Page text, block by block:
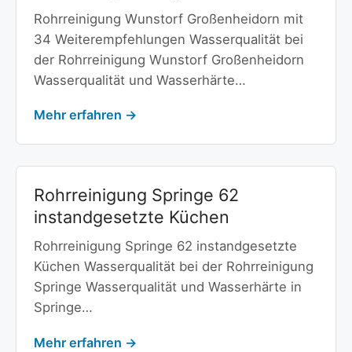
Rohrreinigung Wunstorf Großenheidorn mit
34 Weiterempfehlungen Wasserqualität bei
der Rohrreinigung Wunstorf Großenheidorn
Wasserqualität und Wasserhärte…
Mehr erfahren →
Rohrreinigung Springe 62
instandgesetzte Küchen
Rohrreinigung Springe 62 instandgesetzte
Küchen Wasserqualität bei der Rohrreinigung
Springe Wasserqualität und Wasserhärte in
Springe…
Mehr erfahren →